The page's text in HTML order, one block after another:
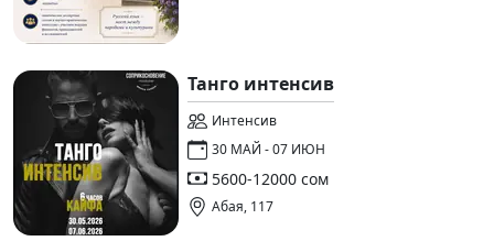
Танго интенсив
Интенсив
30 МАЙ - 07 ИЮН
5600-12000 сом
Абая, 117